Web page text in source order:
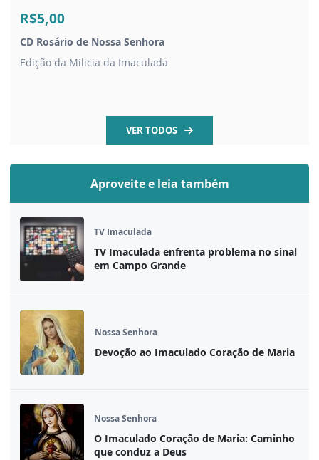
R$5,00
CD Rosário de Nossa Senhora
Edição da Milicia da Imaculada
VER TODOS
Aproveite e leia também
TV Imaculada
TV Imaculada enfrenta problema no sinal
em Campo Grande
Nossa Senhora
Devoção ao Imaculado Coração de Maria
Nossa Senhora
O Imaculado Coração de Maria: Caminho
que conduz a Deus